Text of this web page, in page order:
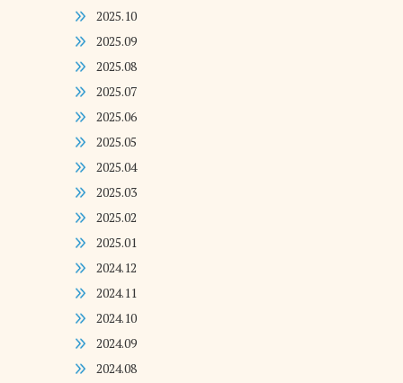
2025.10
2025.09
2025.08
2025.07
2025.06
2025.05
2025.04
2025.03
2025.02
2025.01
2024.12
2024.11
2024.10
2024.09
2024.08